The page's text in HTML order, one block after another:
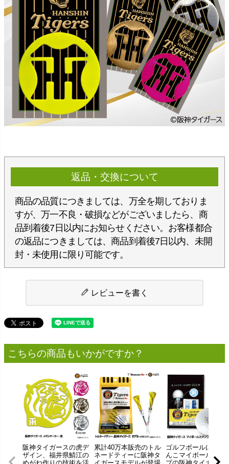
返品・交換について
商品の品質につきましては、万全を期しておりま
すが、万一不良・破損などがございましたら、商
品到着後7日以内にお知らせください。お客様都合
の返品につきましては、商品到着後7日以内、未開
封・未使用に限り可能です。
レビューを書く
こちらの商品もいかがですか？
阪神タイガースの虎デ
ザイン、福井県鯖江の
累計40万本販売のトル
ネードティーに阪神タ
ゴルフボールに押す
んこマイボールスタ